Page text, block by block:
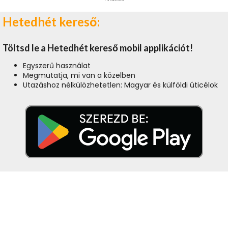
Hetedhét kereső:
Töltsd le a Hetedhét kereső mobil applikációt!
Egyszerű használat
Megmutatja, mi van a közelben
Utazáshoz nélkülözhetetlen: Magyar és külföldi úticélok